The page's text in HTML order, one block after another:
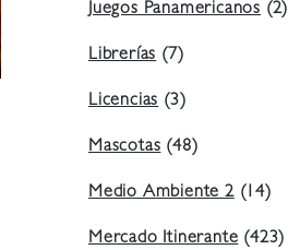
Juegos Panamericanos (2)
Librerías(7)
Licencias(3)
Mascotas(48)
Medio Ambiente 2(14)
Mercado Itinerante(423)